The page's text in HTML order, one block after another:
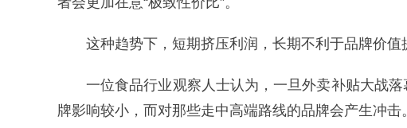
这种趋势下，短期挤压利润，长期不利于品牌价值
一位食品行业观察人士认为，一旦外卖补贴大战
牌影响较小，而对那些走中高端路线的品牌会产生冲击。